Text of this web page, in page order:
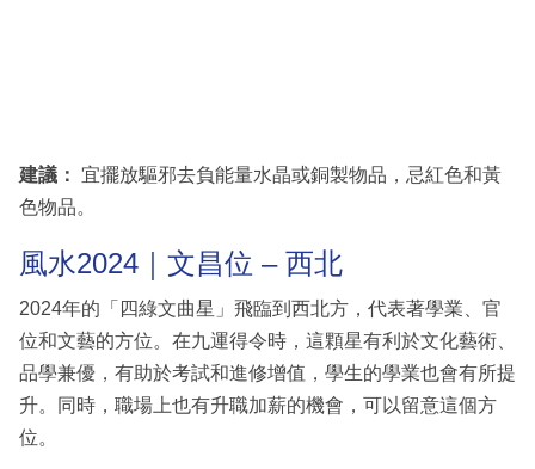
建議： 宜擺放驅邪去負能量水晶或銅製物品，忌紅色和黃
色物品。
風水2024｜文昌位 – 西北
2024年的「四綠文曲星」飛臨到西北方，代表著學業、官
位和文藝的方位。在九運得令時，這顆星有利於文化藝術、
品學兼優，有助於考試和進修增值，學生的學業也會有所提
升。同時，職場上也有升職加薪的機會，可以留意這個方
位。